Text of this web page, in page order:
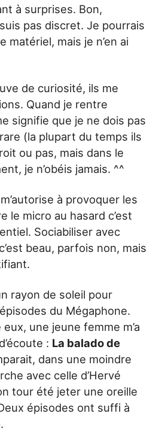
à surprises. Bon,
pas discret. Je pourrais
matériel, mais je n’en ai
de curiosité, ils me
Quand je rentre
signifie que je ne dois pas
(la plupart du temps ils
ou pas, mais dans le
je n’obéis jamais. ^^
à provoquer les
le micro au hasard c’est
Sociabiliser avec
beau, parfois non, mais
rayon de soleil pour
du Mégaphone.
eux, une jeune femme m’a
: La balado de
dans une moindre
avec celle d’Hervé
tour été jeter une oreille
épisodes ont suffi à